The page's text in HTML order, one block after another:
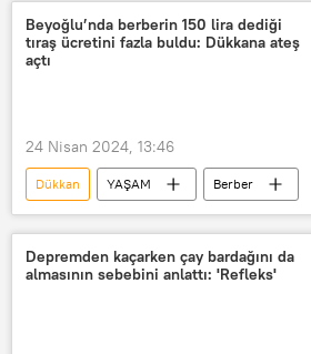
müşteri
Beyoğlu’nda berberin 150 lira dediği
tıraş ücretini fazla buldu: Dükkana ateş
açtı
24 Nisan 2024, 13:46
Dükkan YAŞAM
Berber
Beyoğlu
tıraş Ateş açma
Depremden kaçarken çay bardağını da
almasının sebebini anlattı: 'Refleks'